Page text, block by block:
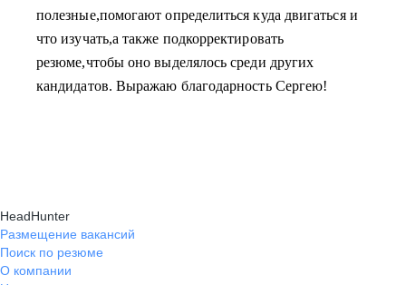
полезные,помогают определиться куда двигаться и
что изучать,а также подкорректировать
резюме,чтобы оно выделялось среди других
кандидатов. Выражаю благодарность Сергею!
HeadHunter
Размещение вакансий
Поиск по резюме
О компании